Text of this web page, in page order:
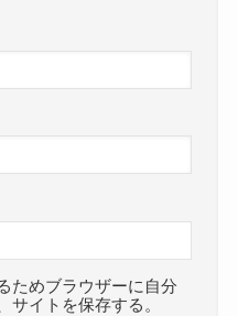
ためブラウザーに自分
サイトを保存する。